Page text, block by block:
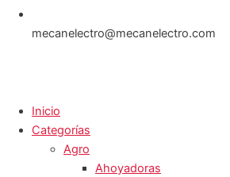
mecanelectro@mecanelectro.com
Inicio
Categorías
Agro
Ahoyadoras